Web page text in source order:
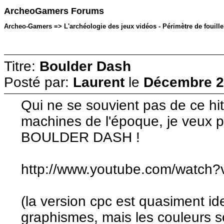
ArcheoGamers Forums
Archeo-Gamers => L'archéologie des jeux vidéos - Périmètre de
Titre: Boulder Dash
Posté par: Laurent le Décembre
Qui ne se souvient pas de ce
machines de l'époque, je veux
BOULDER DASH !
http://www.youtube.com/
(la version cpc est quasiment
graphismes, mais les couleurs